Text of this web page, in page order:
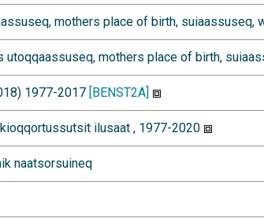
mothers place of birth, suiaassuseq,
utoqqaassuseq, mothers place of birth,
1977-2017 [BENST2A]
ilusaat , 1977-2020
naatsorsuineq